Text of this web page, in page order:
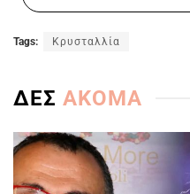
Tags: Κρυσταλλία
ΔΕΣ ΑΚΟΜΑ